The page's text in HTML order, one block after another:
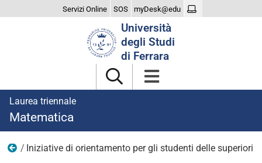
Servizi Online SOS myDesk@edu
Università
degli Studi
di Ferrara
Laurea triennale
Matematica
2023
Iniziative di orientamento per gli studenti delle superiori